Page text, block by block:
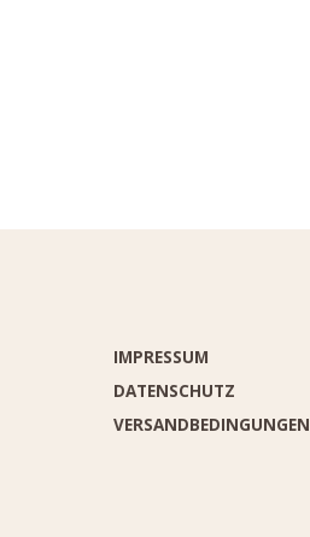
IMPRESSUM
DATENSCHUTZ
VERSANDBEDINGUNGEN